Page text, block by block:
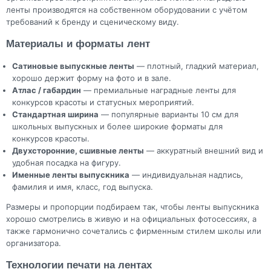
ленты производятся на собственном оборудовании с учётом
требований к бренду и сценическому виду.
Материалы и форматы лент
Сатиновые выпускные ленты — плотный, гладкий материал,
хорошо держит форму на фото и в зале.
Атлас / габардин — премиальные наградные ленты для
конкурсов красоты и статусных мероприятий.
Стандартная ширина — популярные варианты 10 см для
школьных выпускных и более широкие форматы для
конкурсов красоты.
Двухсторонние, сшивные ленты — аккуратный внешний вид и
удобная посадка на фигуру.
Именные ленты выпускника — индивидуальная надпись,
фамилия и имя, класс, год выпуска.
Размеры и пропорции подбираем так, чтобы ленты выпускника
хорошо смотрелись в живую и на официальных фотосессиях, а
также гармонично сочетались с фирменным стилем школы или
организатора.
Технологии печати на лентах